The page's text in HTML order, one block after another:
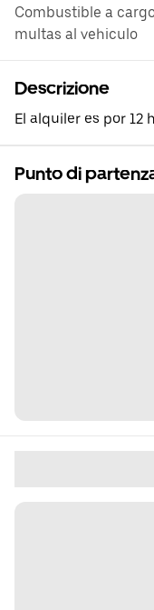
Combustible a
multas al vehiculo
Descrizione
El alquiler es por 12
Punto di